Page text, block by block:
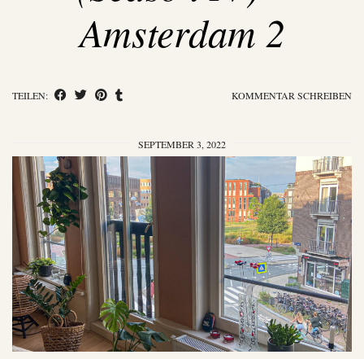
Amsterdam 2
TEILEN: KOMMENTAR SCHREIBEN
SEPTEMBER 3, 2022